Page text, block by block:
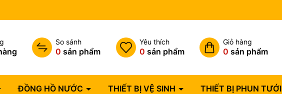
So sánh
0 sản phẩm
Yêu thích
0 sản phẩm
Giỏ hàng
0 sản phẩm
ĐỒNG HỒ NƯỚC THIẾT BỊ VỆ SINH THIẾT BỊ PHUN TƯỚI